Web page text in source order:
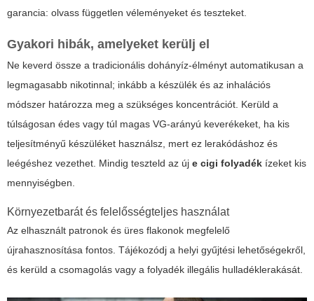
garancia: olvass független véleményeket és teszteket.
Gyakori hibák, amelyeket kerülj el
Ne keverd össze a tradicionális dohányíz-élményt automatikusan a
legmagasabb nikotinnal; inkább a készülék és az inhalációs
módszer határozza meg a szükséges koncentrációt. Kerüld a
túlságosan édes vagy túl magas VG-arányú keverékeket, ha kis
teljesítményű készüléket használsz, mert ez lerakódáshoz és
leégéshez vezethet. Mindig teszteld az új e cigi folyadék ízeket kis
mennyiségben.
Környezetbarát és felelősségteljes használat
Az elhasznált patronok és üres flakonok megfelelő
újrahasznosítása fontos. Tájékozódj a helyi gyűjtési lehetőségekről,
és kerüld a csomagolás vagy a folyadék illegális hulladéklerakását.